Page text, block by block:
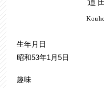
道
生年月日
昭和53年1月5日
趣味